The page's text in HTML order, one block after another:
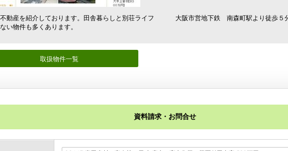
動産を紹介しております。田舎暮らしと別荘ライフ
い物件も多くあります。
大阪市営地下鉄 南森町駅より徒歩５
取扱物件一覧
資料請求・お問合せ